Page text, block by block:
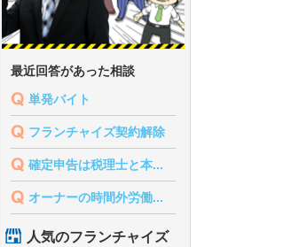
最近回答があった相談
単発バイト
フランチャイズ契約解除
確定申告は税理士と本...
オーナーの時間外労働...
人気のフランチャイズ